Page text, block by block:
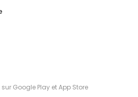
Google Play et App Store